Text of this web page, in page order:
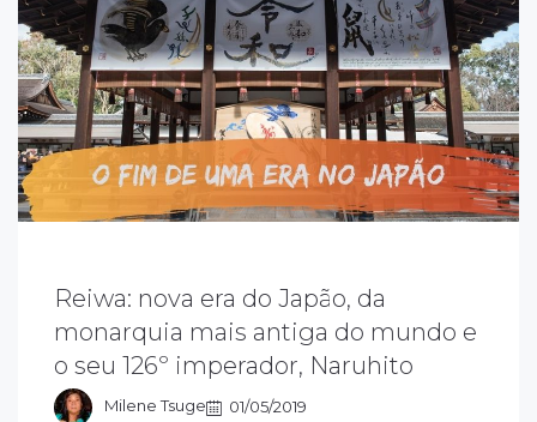
Reiwa: nova era do Japão, da
monarquia mais antiga do mundo e
o seu 126º imperador, Naruhito
Milene Tsuge
01/05/2019
do trono, em vida, do atual
Akihito para o príncipe herdeiro
O fim da era Heisei e o início da era
no dia 1º de Maio. O ano zero!